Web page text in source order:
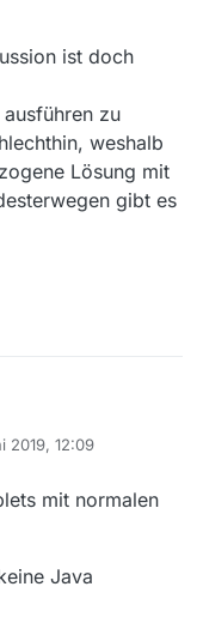
ist doch
zu
weshalb
Lösung mit
gibt es
ausführen zu
schlechthin,
haben. Und
2019, 12:09
mit normalen
Java